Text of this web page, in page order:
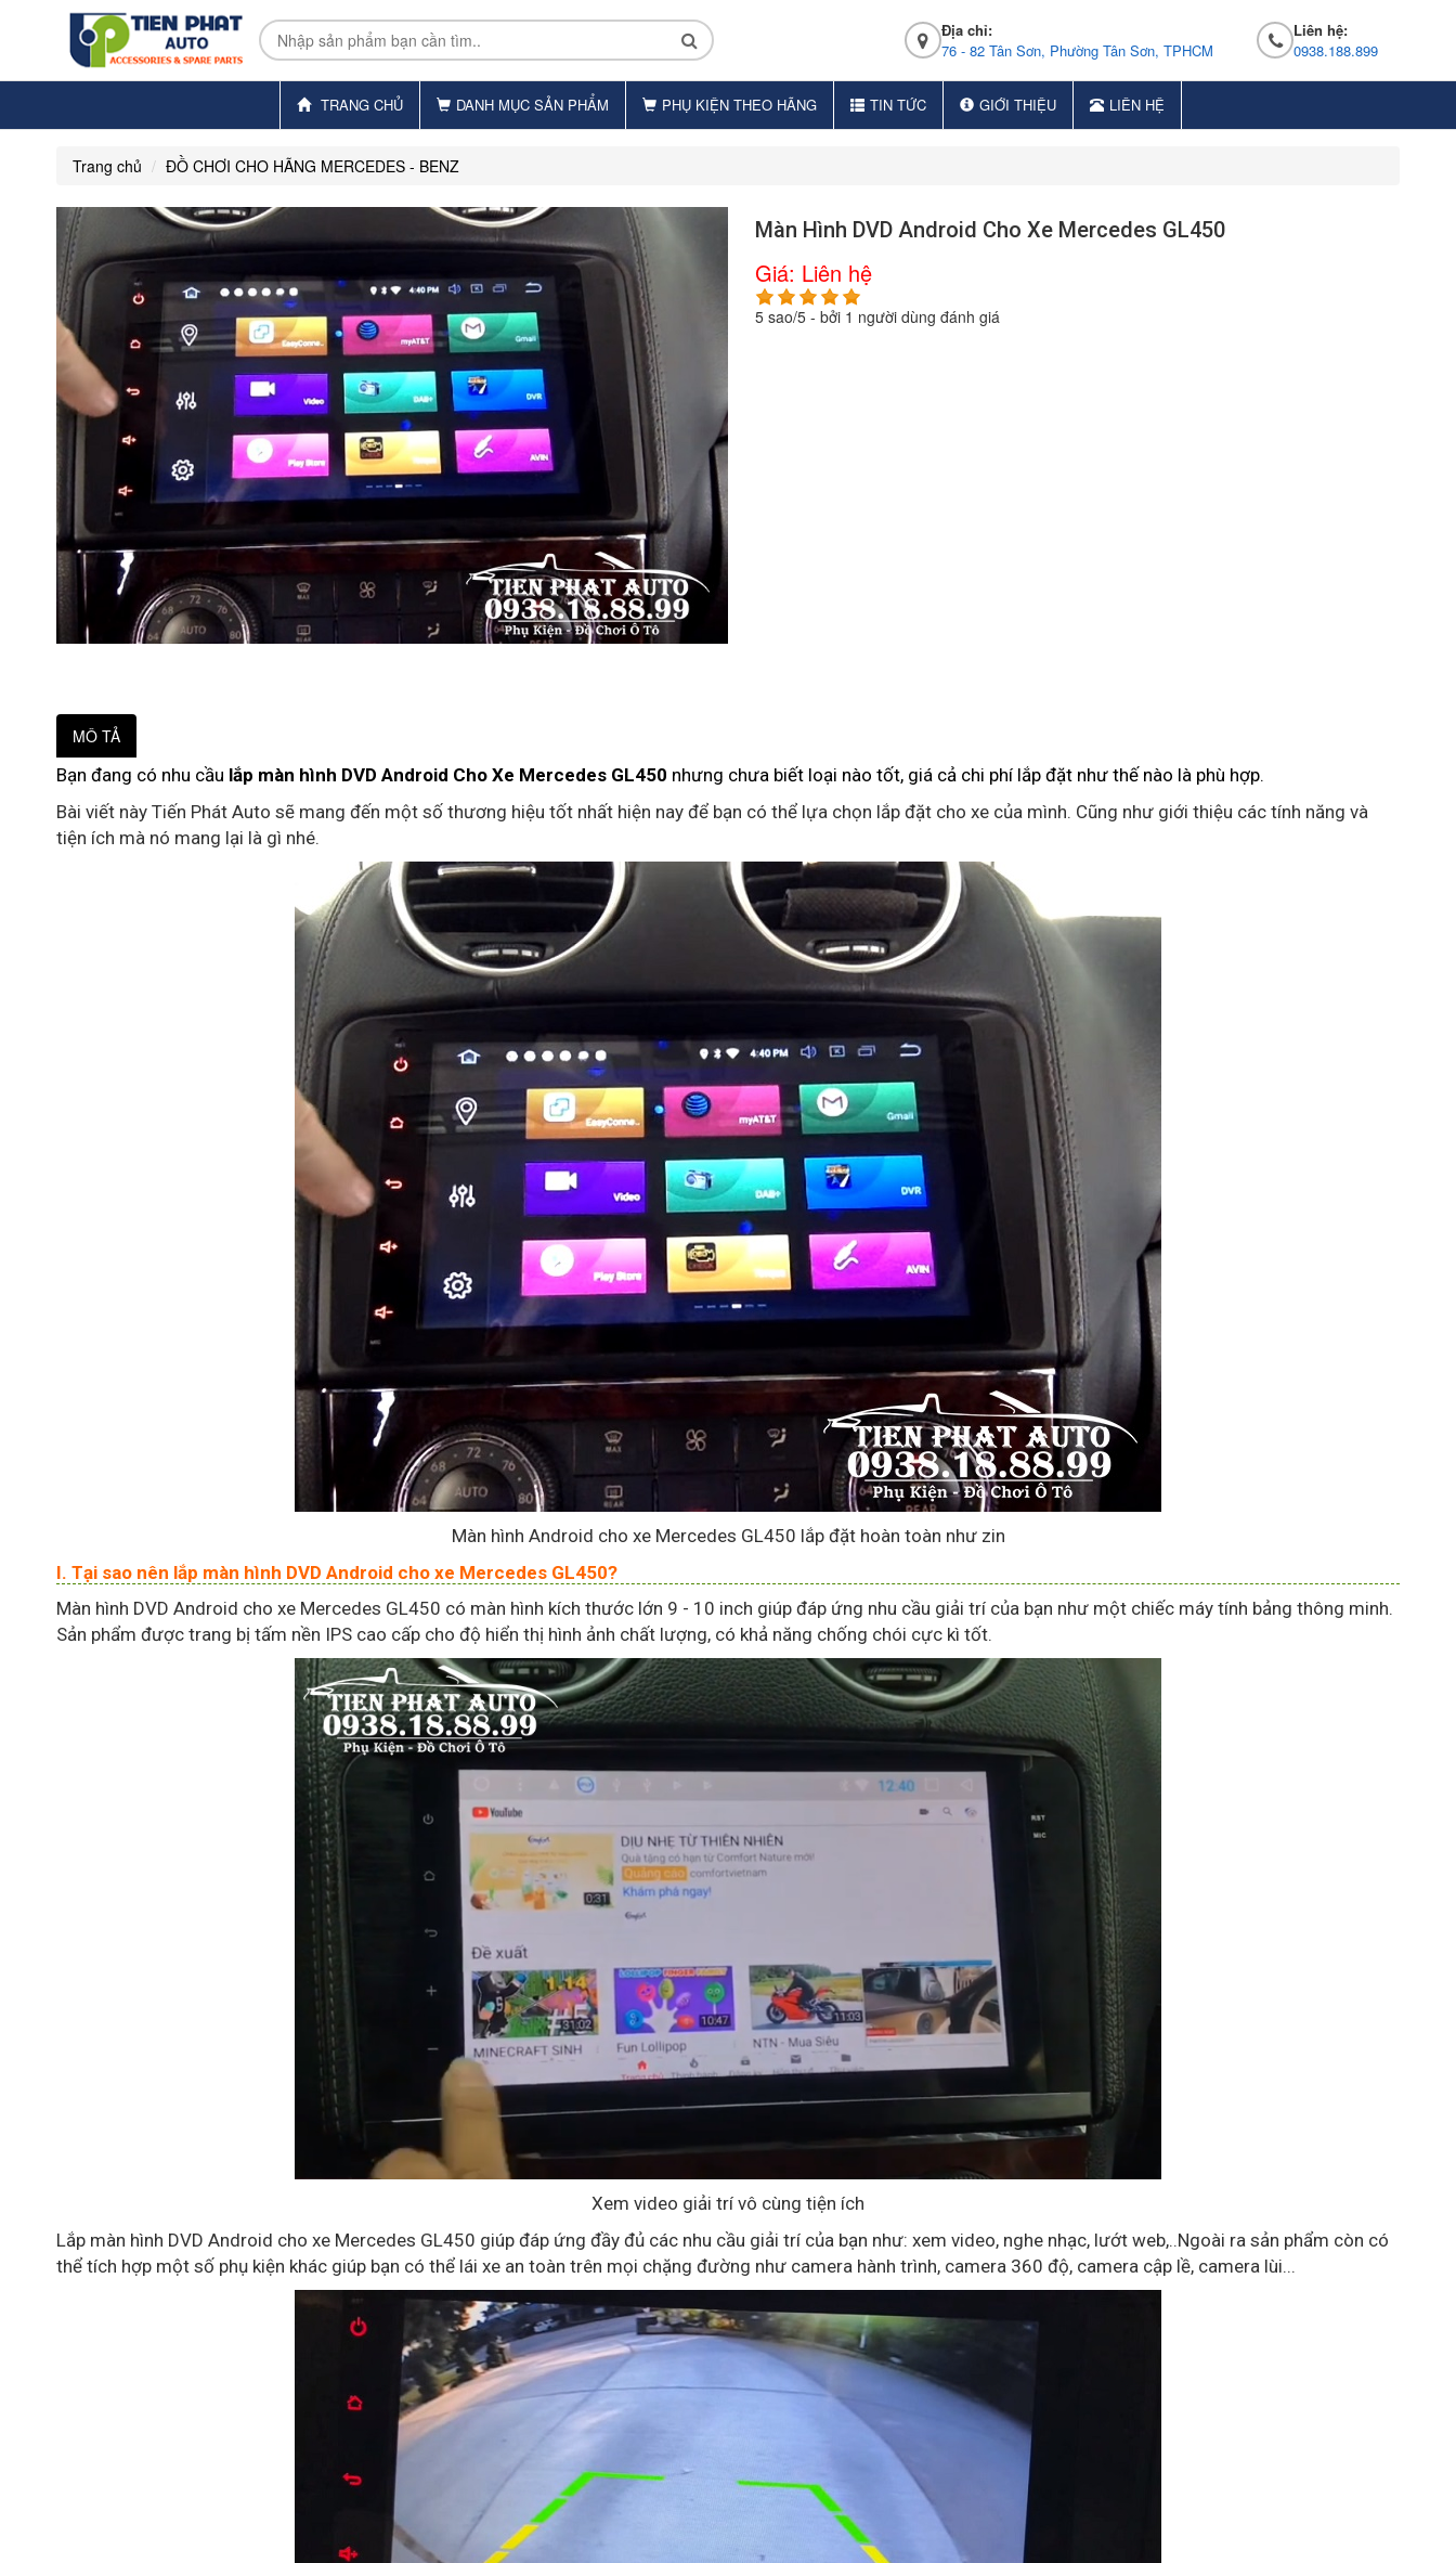
Địa chỉ:
76 - 82 Tân Sơn, Phường Tân Sơn, TPHCM
Liên hệ:
0938.188.899
TRANG CHỦ DANH MỤC SẢN PHẨM PHỤ KIỆN THEO HÃNG TIN TỨC GIỚI THIỆU LIÊN HỆ
Trang chủ ĐỒ CHƠI CHO HÃNG MERCEDES - BENZ
Màn Hình DVD Android Cho Xe Mercedes GL450
Giá: Liên hệ
5sao/5- bởi 1 người dùng đánh giá
MÔ TẢ
Bạn đang có nhu cầu lắp màn hình DVD Android Cho Xe Mercedes GL450 nhưng chưa biết loại nào tốt, giá cả chi phí lắp đặt như thế nào là phù hợp.
Bài viết này Tiến Phát Auto sẽ mang đến một số thương hiệu tốt nhất hiện nay để bạn có thể lựa chọn lắp đặt cho xe của mình. Cũng như giới thiệu các tính năng và
tiện ích mà nó mang lại là gì nhé.
Màn hình Android cho xe Mercedes GL450 lắp đặt hoàn toàn như zin
I. Tại sao nên lắp màn hình DVD Android cho xe Mercedes GL450?
Màn hình DVD Android cho xe Mercedes GL450 có màn hình kích thước lớn 9 - 10 inch giúp đáp ứng nhu cầu giải trí của bạn như một chiếc máy tính bảng thông minh.
Sản phẩm được trang bị tấm nền IPS cao cấp cho độ hiển thị hình ảnh chất lượng, có khả năng chống chói cực kì tốt.
Xem video giải trí vô cùng tiện ích
Lắp màn hình DVD Android cho xe Mercedes GL450 giúp đáp ứng đầy đủ các nhu cầu giải trí của bạn như: xem video, nghe nhạc, lướt web,..Ngoài ra sản phẩm còn có
thể tích hợp một số phụ kiện khác giúp bạn có thể lái xe an toàn trên mọi chặng đường như camera hành trình, camera 360 độ, camera cập lề, camera lùi...